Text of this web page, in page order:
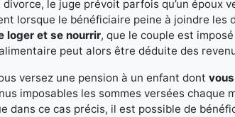
divorce, le juge prévoit parfois qu’un époux
lorsque le bénéficiaire peine à joindre les
loger et se nourrir, que le couple est
peut alors être déduite des
versez une pension à un enfant dont
imposables les sommes versées chaque
dans ce cas précis, il est possible de